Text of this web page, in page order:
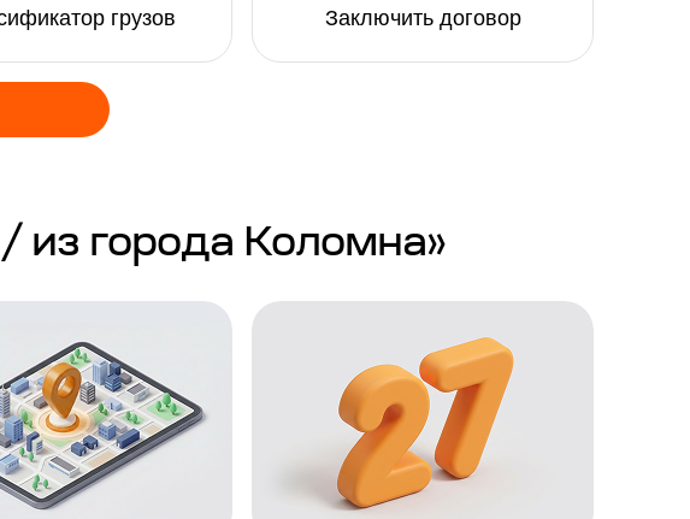
грузов Заключить договор
из города Коломна»